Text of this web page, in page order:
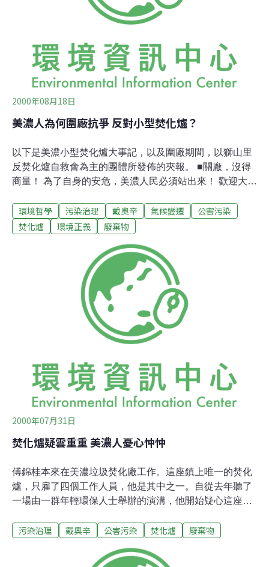
2000年08月18日
美濃人為何圍廠抗爭 反對小型焚化爐？
以下是美濃小型焚化爐大事記，以及圍廠期間，以獅山里
反焚化爐自救會為主的團體所發佈的夾報。 ■關廠，沒得
商量！ 為了自身的安危，美濃人民必須站出來！ 歡迎大家
氣、加油！ 獅山里反焚化爐自救會暨各級民代、美濃各社
團、美濃鎮民一仝080■敬請鄉親前來聲援圍廠行動--我們
各級民代、美濃各社團、美濃鎮民一仝0803
環境哲學 污染治理 戴奧辛 氣候變遷
公害污染
焚化爐
環境正義 廢棄物
2000年07月31日
焚化爐疑雲重重 美濃人憂心忡忡
傅錦桂本來在美濃垃圾焚化廠工作。這座鎮上唯一的焚化
爐，只雇了四個工作人員，他是其中之一。自從去年聽了
一場由一群年輕環保人士舉辦的演溝，他開始疑心這座焚
結果發現焚化爐燃燒垃圾的溫度只有攝氏五百到六百度，
時，我從來不知道焚化爐應該要燒到八百五到一千度，也
污染治理 戴奧辛 公害污染 焚化爐 廢棄物